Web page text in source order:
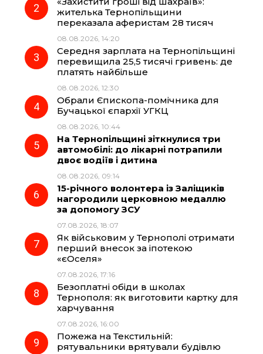
o
k
r
a
m
жителька Тернопільщини
переказала аферистам 28 тисяч
08.08.2026, 14:20
Середня зарплата на Тернопільщині
перевищила 25,5 тисячі гривень: де
платять найбільше
08.08.2026, 12:30
Обрали Єпископа-помічника для
Бучацької єпархії УГКЦ
08.08.2026, 10:44
На Тернопільщині зіткнулися три
автомобілі: до лікарні потрапили
двоє водіїв і дитина
08.08.2026, 09:14
15-річного волонтера із Заліщиків
нагородили церковною медаллю
за допомогу ЗСУ
07.08.2026, 18:07
Як військовим у Тернополі отримати
перший внесок за іпотекою
«єОселя»
07.08.2026, 17:16
Безоплатні обіди в школах
Тернополя: як виготовити картку для
харчування
07.08.2026, 16:00
Пожежа на Текстильній:
рятувальники врятували будівлю